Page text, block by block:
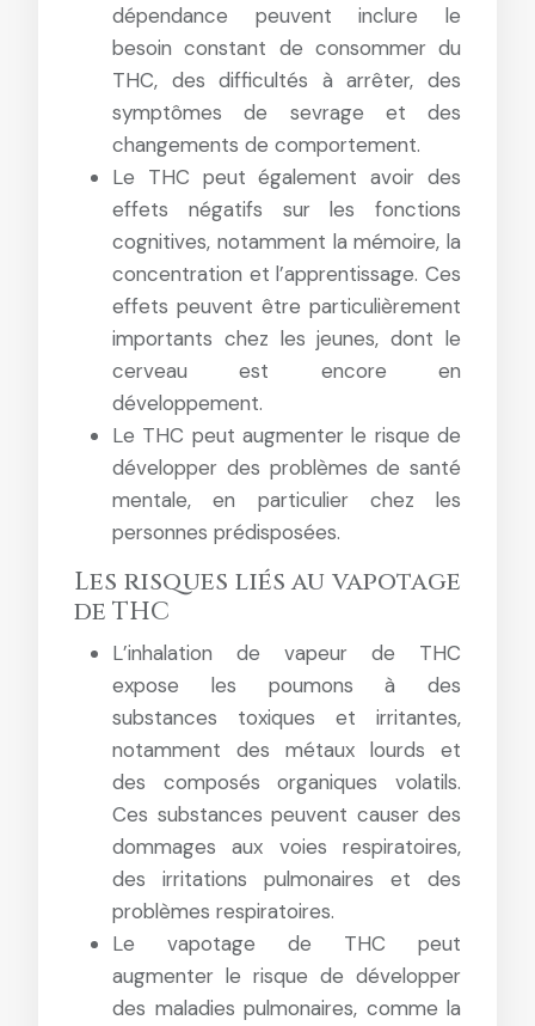
dépendance peuvent inclure le
besoin constant de consommer du
THC, des difficultés à arrêter, des
symptômes de sevrage et des
changements de comportement.
Le THC peut également avoir des
effets négatifs sur les fonctions
cognitives, notamment la mémoire, la
concentration et l’apprentissage. Ces
effets peuvent être particulièrement
importants chez les jeunes, dont le
cerveau est encore en
développement.
Le THC peut augmenter le risque de
développer des problèmes de santé
mentale, en particulier chez les
personnes prédisposées.
Les risques liés au vapotage
de THC
L’inhalation de vapeur de THC
expose les poumons à des
substances toxiques et irritantes,
notamment des métaux lourds et
des composés organiques volatils.
Ces substances peuvent causer des
dommages aux voies respiratoires,
des irritations pulmonaires et des
problèmes respiratoires.
Le vapotage de THC peut
augmenter le risque de développer
des maladies pulmonaires, comme la